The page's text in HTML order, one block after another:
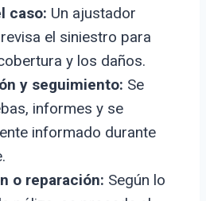
caso: Un ajustador
el siniestro para
y los daños.
y seguimiento: Se
informes y se
informado durante
o reparación: Según lo